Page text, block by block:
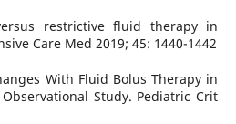
restrictive fluid therapy in
Care Med 2019; 45: 1440-1442
With Fluid Bolus Therapy in
Study. Pediatric Crit